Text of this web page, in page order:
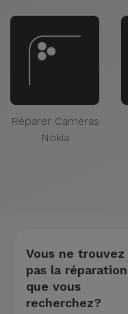
Réparer Caméras
Nokia
Vous ne trouvez
pas la réparation
que vous
recherchez?